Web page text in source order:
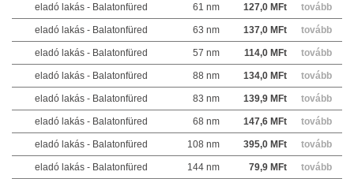
eladó lakás - Balatonfüred 61 nm 127,0 MFt tovább
eladó lakás - Balatonfüred 63 nm 137,0 MFt tovább
eladó lakás - Balatonfüred 57 nm 114,0 MFt tovább
eladó lakás - Balatonfüred 88 nm 134,0 MFt tovább
eladó lakás - Balatonfüred 83 nm 139,9 MFt tovább
eladó lakás - Balatonfüred 68 nm 147,6 MFt tovább
eladó lakás - Balatonfüred 108 nm 395,0 MFt tovább
eladó lakás - Balatonfüred 144 nm 79,9 MFt tovább